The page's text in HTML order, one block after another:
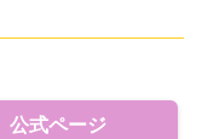
公式ページ